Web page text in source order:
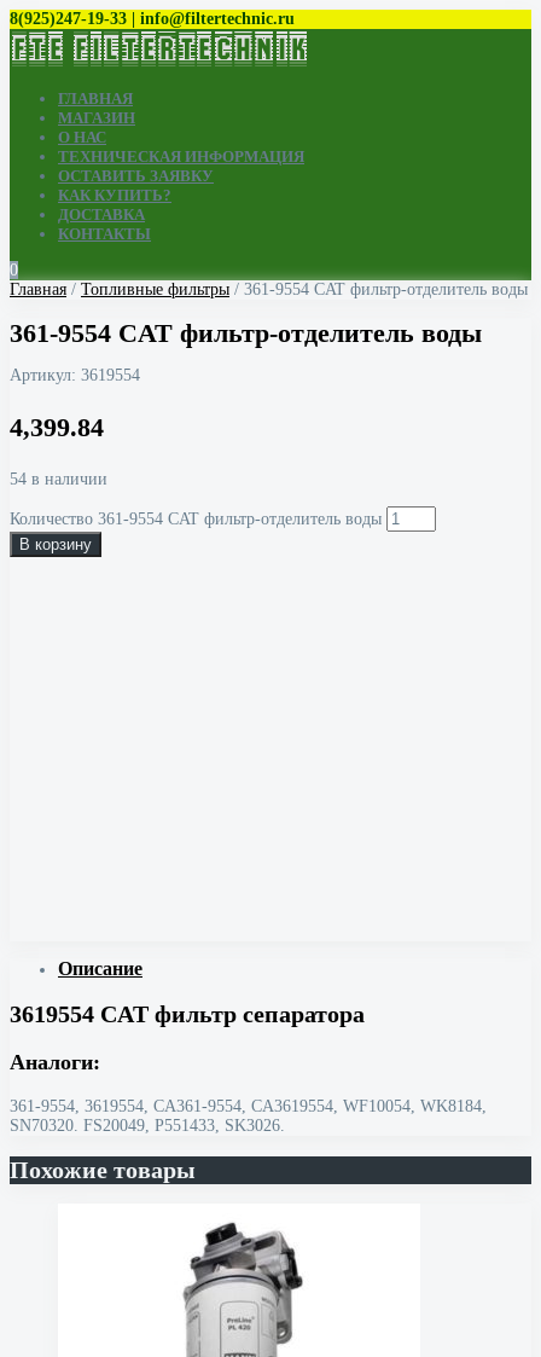
8(925)247-19-33 | info@filtertechnic.ru
ГЛАВНАЯ
МАГАЗИН
О НАС
ТЕХНИЧЕСКАЯ ИНФОРМАЦИЯ
ОСТАВИТЬ ЗАЯВКУ
КАК КУПИТЬ?
ДОСТАВКА
КОНТАКТЫ
0
Главная / Топливные фильтры / 361-9554 CAT фильтр-отделитель воды
361-9554 CAT фильтр-отделитель воды
Артикул: 3619554
4,399.84
54 в наличии
Количество 361-9554 CAT фильтр-отделитель воды
В корзину
Описание
3619554 CAT фильтр сепаратора
Аналоги:
361-9554, 3619554, CA361-9554, CA3619554, WF10054, WK8184,
SN70320. FS20049, P551433, SK3026.
Похожие товары